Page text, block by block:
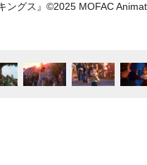
ングス』©2025 MOFAC